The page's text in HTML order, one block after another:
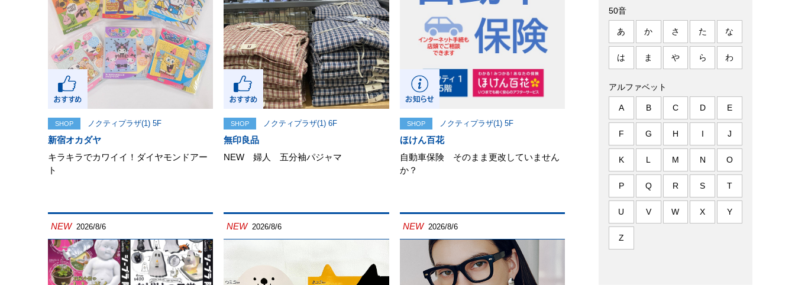
SHOP ノクティプラザ(1) 5F
新宿オカダヤ
キラキラでカワイイ！ダイヤモンドアー
ト
SHOP ノクティプラザ(1) 6F
無印良品
NEW 婦人 五分袖パジャマ
SHOP ノクティプラザ(1) 5F
ほけん百花
自動車保険 そのまま更改していません
か？
NEW 2026/8/6 NEW 2026/8/6 NEW 2026/8/6
50音
あ か さ た な
は ま や ら わ
アルファベット
A B C D E
F G H I J
K L M N O
P Q R S T
U V W X Y
Z